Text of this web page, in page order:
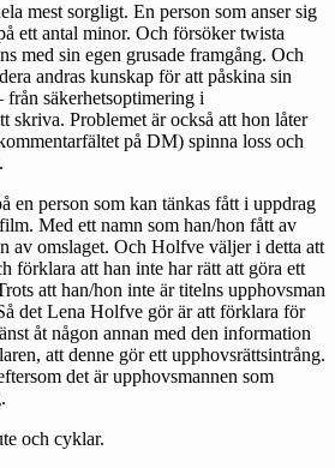
mest sorgligt. En person som anser sig
ett antal minor. Och försöker twista
med sin egen grusade framgång. Och
andras kunskap för att påskina sin
säkerhetsoptimering i
skriva. Problemet är också att hon låter
på DM) spinna loss och
en person som kan tänkas fått i uppdrag
Med ett namn som han/hon fått av
av omslaget. Och Holfve väljer i detta att
förklara att han inte har rätt att göra ett
att han/hon inte är titelns upphovsman
det Lena Holfve gör är att förklara för
åt någon annan med den information
att denne gör ett upphovsrättsintrång.
det är upphovsmannen som
och cyklar.